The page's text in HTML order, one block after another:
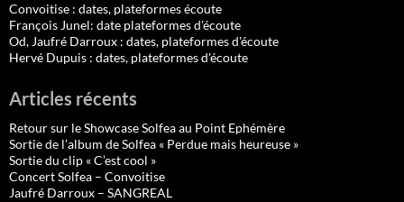
Convoitise : dates, plateformes écoute
François Junel: date plateformes d'écoute
Od, Jaufré Darroux : dates, plateformes d'écoute
Hervé Dupuis : dates, plateformes d'écoute
Articles récents
Retour sur le Showcase Solfea au Point Ephémère
Sortie de l’album de Solfea « Perdue mais heureuse »
Sortie du clip « C’est cool »
Concert Solfea – Convoitise
Jaufré Darroux – SANGREAL